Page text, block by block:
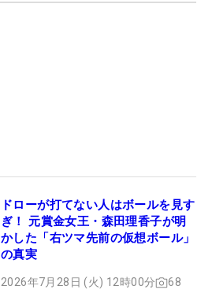
ドローが打てない人はボールを見す
ぎ！ 元賞金女王・森田理香子が明
かした「右ツマ先前の仮想ボール」
の真実
2026年7月28日 (火) 12時00分 68